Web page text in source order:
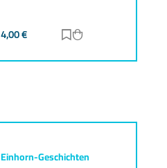
4,00€ Zur Merkliste
Einhorn-Geschichten